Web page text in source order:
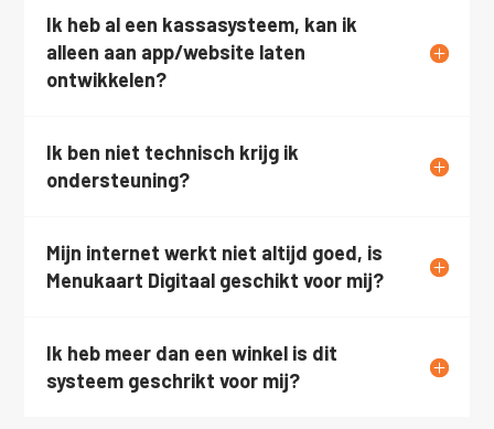
Ik heb al een kassasysteem, kan ik
alleen aan app/website laten
ontwikkelen?
Ik ben niet technisch krijg ik
ondersteuning?
Mijn internet werkt niet altijd goed, is
Menukaart Digitaal geschikt voor mij?
Ik heb meer dan een winkel is dit
systeem geschrikt voor mij?